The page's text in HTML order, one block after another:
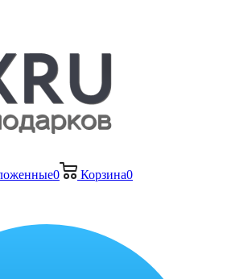
0 Корзина0